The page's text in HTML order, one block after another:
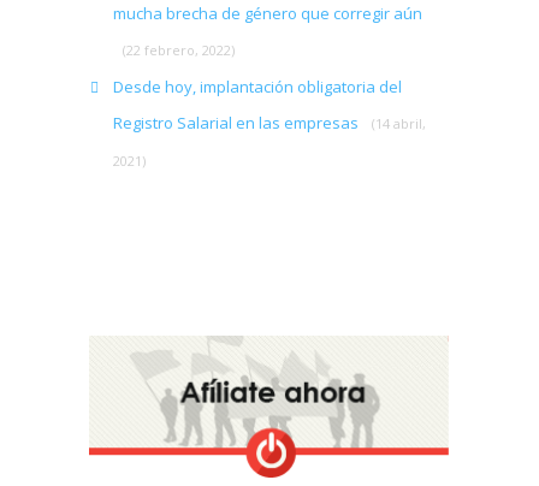
mucha brecha de género que corregir aún
(22 febrero, 2022)
Desde hoy, implantación obligatoria del
Registro Salarial en las empresas
(14 abril,
2021)